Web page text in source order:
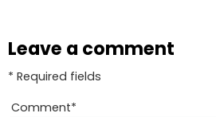
Leave a comment
* Required fields
Comment*